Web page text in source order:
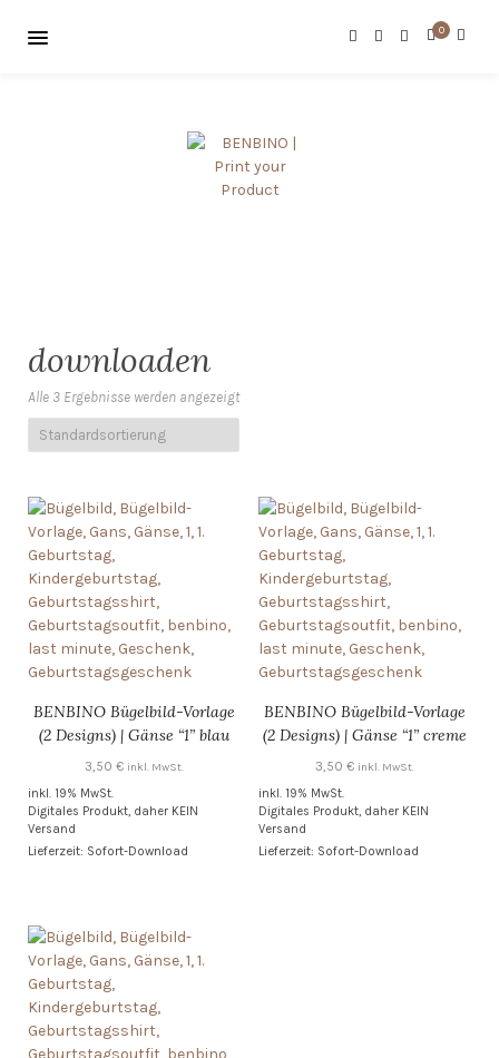
0
downloaden
Alle 3 Ergebnisse werden angezeigt
BENBINO Bügelbild-Vorlage
(2 Designs) | Gänse “1” blau
3,50€ inkl. MwSt.
inkl. 19% MwSt.
Digitales Produkt, daher KEIN
Versand
Lieferzeit: Sofort-Download
BENBINO Bügelbild-Vorlage
(2 Designs) | Gänse “1” creme
3,50 € inkl. MwSt.
inkl. 19% MwSt.
Digitales Produkt, daher KEIN
Versand
Lieferzeit: Sofort-Download